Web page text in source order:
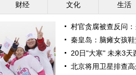
财经 文化 生活
村官贪腐被查反问
秦皇岛：脑瘫女孩
20日"大寒" 未来3天
北京将用卫星排查